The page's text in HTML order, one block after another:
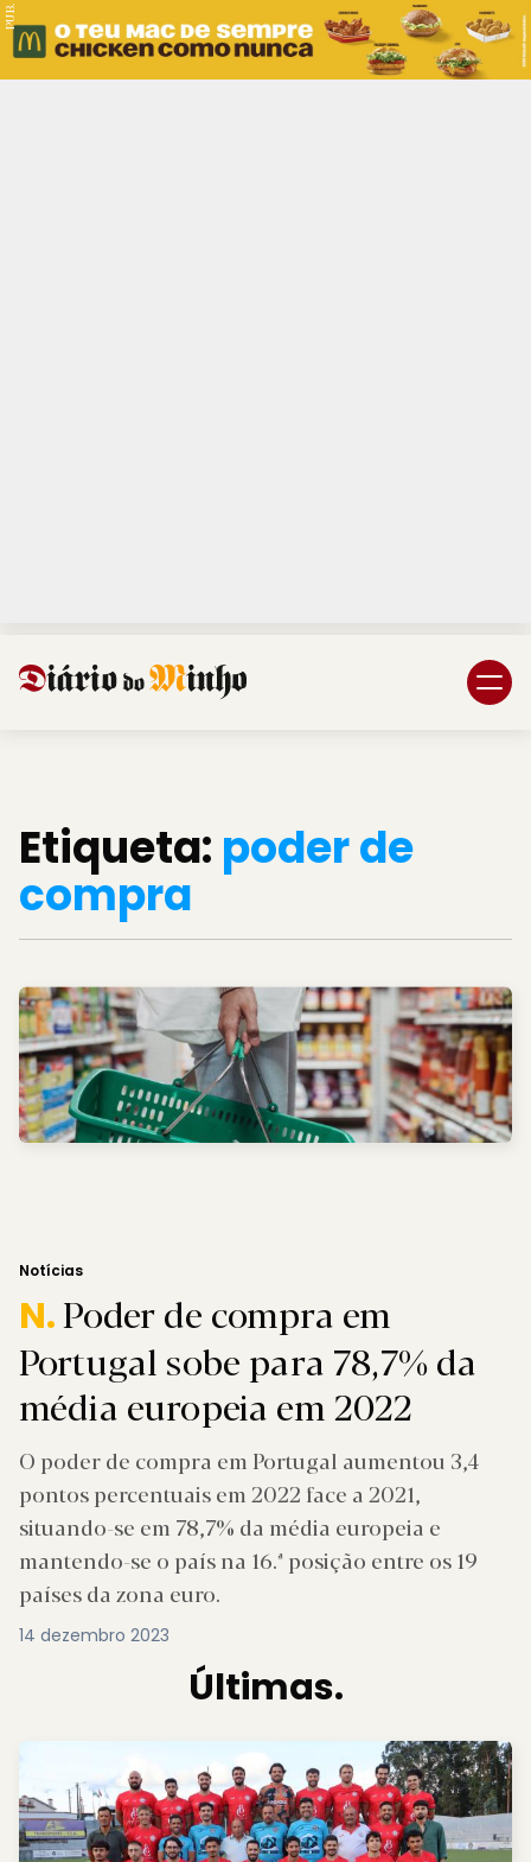
PUB.
Etiqueta: poder de
compra
Notícias
N.Poder de compra em
Portugal sobe para 78,7% da
média europeia em 2022
O poder de compra em Portugal aumentou 3,4
pontos percentuais em 2022 face a 2021,
situando-se em 78,7% da média europeia e
mantendo-se o país na 16.ª posição entre os 19
países da zona euro.
14 dezembro 2023
Últimas.